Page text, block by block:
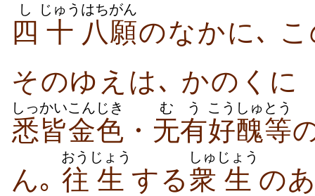
四
し
十
じゅう
八願
はちがん
のなかに､
そのゆえは､ かのくに
悉皆
しっかい
金色
こんじき
・ 无有
むう
好醜
こうしゅ
等
とう
ん｡ 往
おう
生
じょう
する衆
しゅ
生
じょう
の